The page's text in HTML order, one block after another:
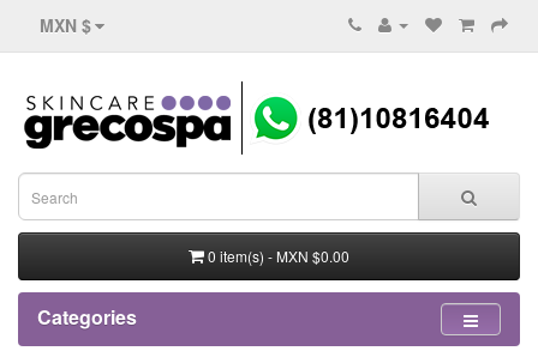
MXN $
0 item(s) - MXN $0.00
Categories